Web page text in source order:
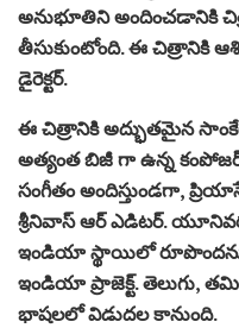
అనుభూతిని అందించడానికి
తీసుకుంటోంది. ఈ చిత్రానికి
డైరెక్టర్.
ఈ చిత్రానికి అద్భుతమైన
అత్యంత బిజీ గా ఉన్న
సంగీతం అందిస్తుండగా,
శ్రీనివాస్ ఆర్ ఎడిటర్.
ఇండియా స్థాయిలో
ఇండియా ప్రాజెక్ట్. తెలుగు,
భాషలలో విడుదల కానుంది.